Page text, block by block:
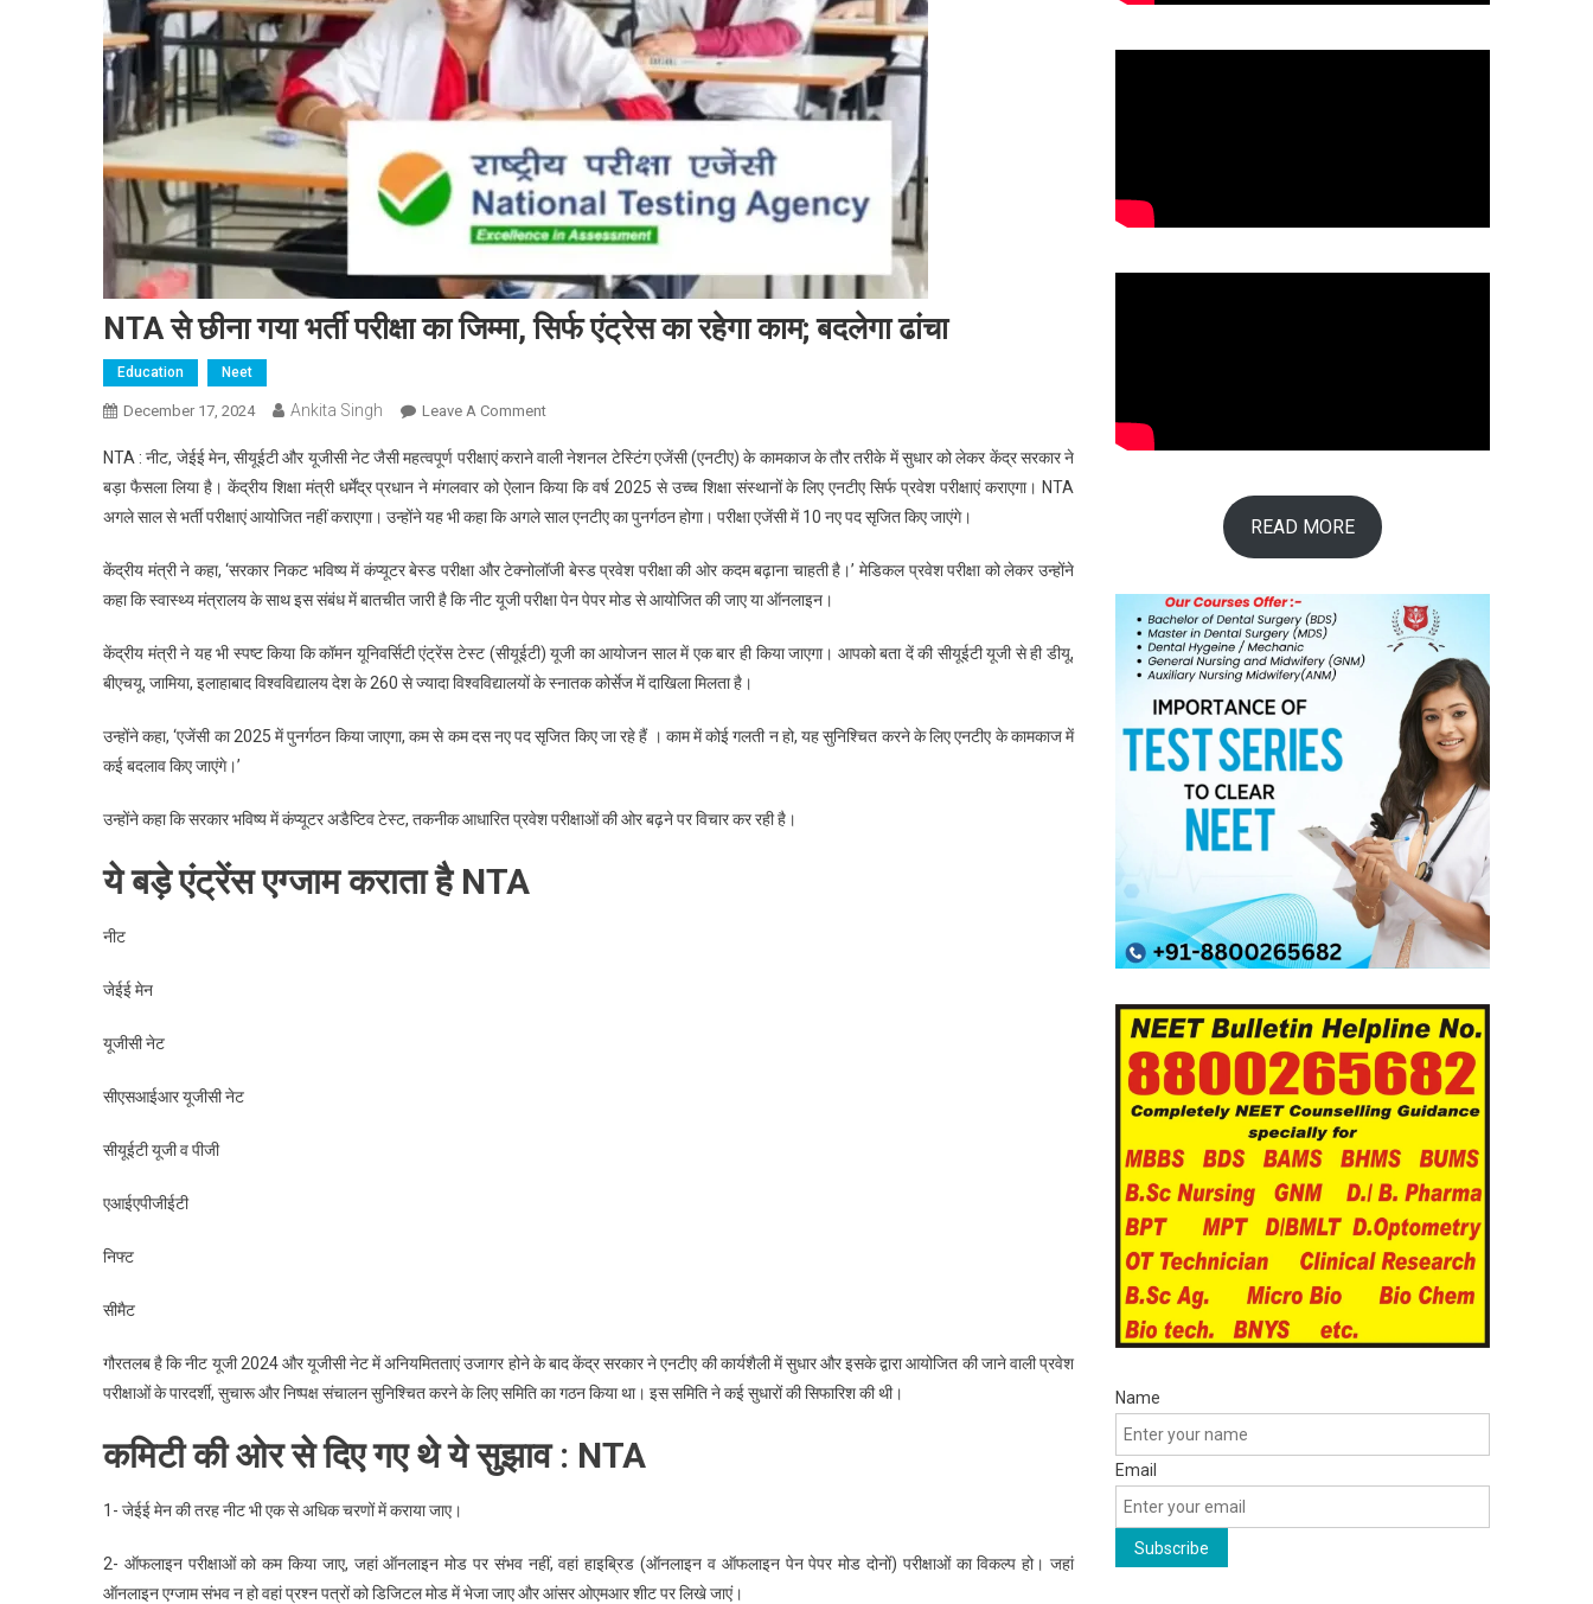
NTA से छीना गया भर्ती परीक्षा का जिम्मा, सिर्फ एंट्रेस का रहेगा काम; बदलेगा ढांचा
Education Neet
December 17, 2024 Ankita Singh Leave A CommentOn
से
छीना
गया
परीक्षा
का
सिर्फ
एंट्रेस
रहेगा
ढांचा
NTA : नीट, जेईई मेन, सीयूईटी और यूजीसी नेट जैसी महत्वपूर्ण परीक्षाएं कराने वाली नेशनल टेस्टिंग एजेंसी (एनटीए) के कामकाज के तौर तरीके में सुधार को लेकर केंद्र सरकार ने
बड़ा फैसला लिया है। केंद्रीय शिक्षा मंत्री धर्मेंद्र प्रधान ने मंगलवार को ऐलान किया कि वर्ष 2025 से उच्च शिक्षा संस्थानों के लिए एनटीए सिर्फ प्रवेश परीक्षाएं कराएगा। NTA
अगले साल से भर्ती परीक्षाएं आयोजित नहीं कराएगा। उन्होंने यह भी कहा कि अगले साल एनटीए का पुनर्गठन होगा। परीक्षा एजेंसी में 10 नए पद सृजित किए जाएंगे।
केंद्रीय मंत्री ने कहा, ‘सरकार निकट भविष्य में कंप्यूटर बेस्ड परीक्षा और टेक्नोलॉजी बेस्ड प्रवेश परीक्षा की ओर कदम बढ़ाना चाहती है।’ मेडिकल प्रवेश परीक्षा को लेकर उन्होंने
कहा कि स्वास्थ्य मंत्रालय के साथ इस संबंध में बातचीत जारी है कि नीट यूजी परीक्षा पेन पेपर मोड से आयोजित की जाए या ऑनलाइन।
केंद्रीय मंत्री ने यह भी स्पष्ट किया कि कॉमन यूनिवर्सिटी एंट्रेंस टेस्ट (सीयूईटी) यूजी का आयोजन साल में एक बार ही किया जाएगा। आपको बता दें की सीयूईटी यूजी से ही डीयू,
बीएचयू, जामिया, इलाहाबाद विश्वविद्यालय देश के 260 से ज्यादा विश्वविद्यालयों के स्नातक कोर्सेज में दाखिला मिलता है।
उन्होंने कहा, ‘एजेंसी का 2025 में पुनर्गठन किया जाएगा, कम से कम दस नए पद सृजित किए जा रहे हैं । काम में कोई गलती न हो, यह सुनिश्चित करने के लिए एनटीए के कामकाज में
कई बदलाव किए जाएंगे।’
उन्होंने कहा कि सरकार भविष्य में कंप्यूटर अडैप्टिव टेस्ट, तकनीक आधारित प्रवेश परीक्षाओं की ओर बढ़ने पर विचार कर रही है।
ये बड़े एंट्रेंस एग्जाम कराता है NTA
नीट
जेईई मेन
यूजीसी नेट
सीएसआईआर यूजीसी नेट
सीयूईटी यूजी व पीजी
एआईएपीजीईटी
निफ्ट
सीमैट
गौरतलब है कि नीट यूजी 2024 और यूजीसी नेट में अनियमितताएं उजागर होने के बाद केंद्र सरकार ने एनटीए की कार्यशैली में सुधार और इसके द्वारा आयोजित की जाने वाली प्रवेश
परीक्षाओं के पारदर्शी, सुचारू और निष्पक्ष संचालन सुनिश्चित करने के लिए समिति का गठन किया था। इस समिति ने कई सुधारों की सिफारिश की थी।
कमिटी की ओर से दिए गए थे ये सुझाव : NTA
1- जेईई मेन की तरह नीट भी एक से अधिक चरणों में कराया जाए।
2- ऑफलाइन परीक्षाओं को कम किया जाए, जहां ऑनलाइन मोड पर संभव नहीं, वहां हाइब्रिड (ऑनलाइन व ऑफलाइन पेन पेपर मोड दोनों) परीक्षाओं का विकल्प हो। जहां
ऑनलाइन एग्जाम संभव न हो वहां प्रश्न पत्रों को डिजिटल मोड में भेजा जाए और आंसर ओएमआर शीट पर लिखे जाएं।
READ MORE
Name
Email